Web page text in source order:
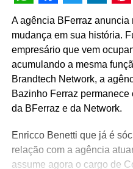
WhatsApp
Facebook
Twitter
A agência BFerraz
mudança em sua história.
empresário que vem
acumulando a mesma
Brandtech Network, a
Bazinho Ferraz
da BFerraz e da Network.
Enricco Benetti que já é
relação com a agência
assume agora o cargo de